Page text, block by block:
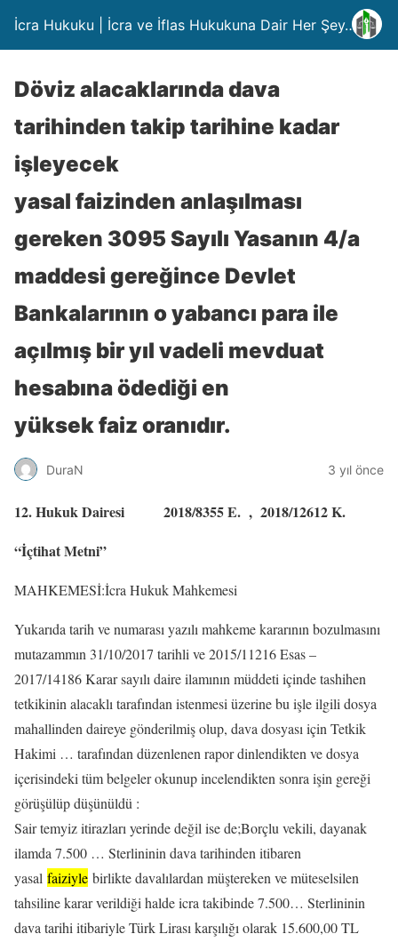
İcra Hukuku | İcra ve İflas Hukukuna Dair Her Şey….
Döviz alacaklarında dava
tarihinden takip tarihine kadar
işleyecek
yasal faizinden anlaşılması
gereken 3095 Sayılı Yasanın 4/a
maddesi gereğince Devlet
Bankalarının o yabancı para ile
açılmış bir yıl vadeli mevduat
hesabına ödediği en
yüksek faiz oranıdır.
DuraN 3 yıl önce
12. Hukuk Dairesi 2018/8355 E. , 2018/12612 K.
“İçtihat Metni”
MAHKEMESİ:İcra Hukuk Mahkemesi
Yukarıda tarih ve numarası yazılı mahkeme kararının bozulmasını
mutazammın 31/10/2017 tarihli ve 2015/11216 Esas –
2017/14186 Karar sayılı daire ilamının müddeti içinde tashihen
tetkikinin alacaklı tarafından istenmesi üzerine bu işle ilgili dosya
mahallinden daireye gönderilmiş olup, dava dosyası için Tetkik
Hakimi … tarafından düzenlenen rapor dinlendikten ve dosya
içerisindeki tüm belgeler okunup incelendikten sonra işin gereği
görüşülüp düşünüldü :
Sair temyiz itirazları yerinde değil ise de;Borçlu vekili, dayanak
ilamda 7.500 … Sterlininin dava tarihinden itibaren
yasal faiziyle birlikte davalılardan müştereken ve müteselsilen
tahsiline karar verildiği halde icra takibinde 7.500… Sterlininin
dava tarihi itibariyle Türk Lirası karşılığı olarak 15.600,00 TL